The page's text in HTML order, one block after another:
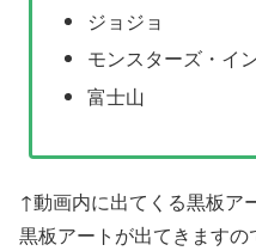
ジョジョ
モンスターズ・イ
富士山
↑動画内に出てくる黒板ア
黒板アートが出てきますの